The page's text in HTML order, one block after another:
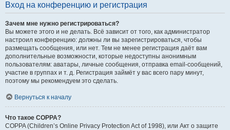
Вход на конференцию и регистрация
Зачем мне нужно регистрироваться?
Вы можете этого и не делать. Всё зависит от того, как администратор
настроил конференцию: должны ли вы зарегистрироваться, чтобы
размещать сообщения, или нет. Тем не менее регистрация даёт вам
дополнительные возможности, которые недоступны анонимным
пользователям: аватары, личные сообщения, отправка email-сообщений,
участие в группах и т. д. Регистрация займёт у вас всего пару минут,
поэтому мы рекомендуем это сделать.
Вернуться к началу
Что такое COPPA?
COPPA (Children’s Online Privacy Protection Act of 1998), или Акт о защите